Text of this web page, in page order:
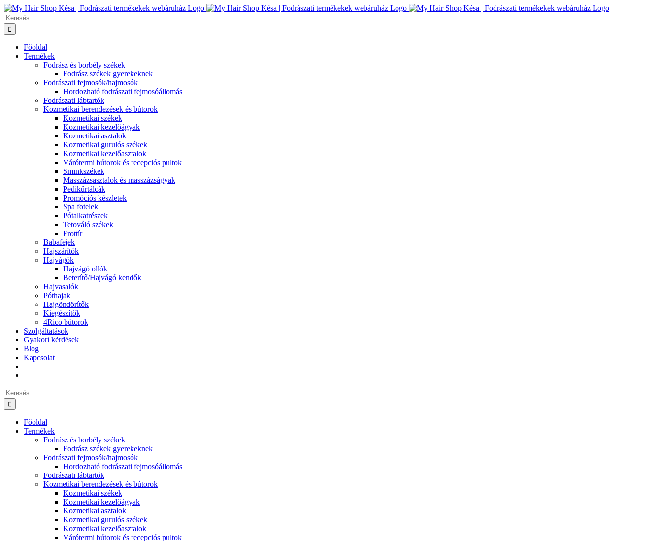
Kihagyás
Keresés...
Főoldal
Termékek
Fodrász és borbély székek
Fodrász székek gyerekeknek
Fodrászati fejmosók/hajmosók
Hordozható fodrászati fejmosóállomás
Fodrászati lábtartók
Kozmetikai berendezések és bútorok
Kozmetikai székek
Kozmetikai kezelőágyak
Kozmetikai asztalok
Kozmetikai gurulós székek
Kozmetikai kezelőasztalok
Várótermi bútorok és recepciós pultok
Sminkszékek
Masszázsasztalok és masszázságyak
Pedikűrtálcák
Promóciós készletek
Spa fotelek
Pótalkatrészek
Tetováló székek
Frottír
Babafejek
Hajszárítók
Hajvágók
Hajvágó ollók
Beterítő/Hajvágó kendők
Hajvasalók
Póthajak
Hajgöndörítők
Kiegészítők
4Rico bútorok
Szolgáltatások
Gyakori kérdések
Blog
Kapcsolat
Keresés...
Főoldal
Termékek
Fodrász és borbély székek
Fodrász székek gyerekeknek
Fodrászati fejmosók/hajmosók
Hordozható fodrászati fejmosóállomás
Fodrászati lábtartók
Kozmetikai berendezések és bútorok
Kozmetikai székek
Kozmetikai kezelőágyak
Kozmetikai asztalok
Kozmetikai gurulós székek
Kozmetikai kezelőasztalok
Várótermi bútorok és recepciós pultok